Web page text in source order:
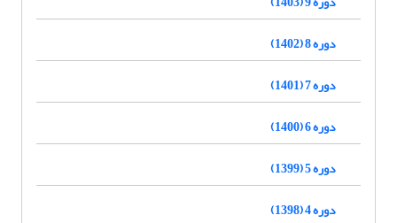
دوره 8 (1402)
دوره 7 (1401)
دوره 6 (1400)
دوره 5 (1399)
دوره 4 (1398)